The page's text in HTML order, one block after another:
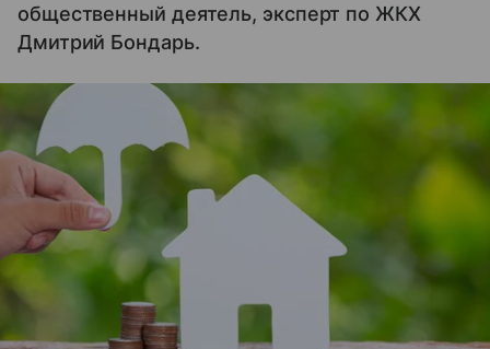
общественный деятель, эксперт по ЖКХ
Дмитрий Бондарь.